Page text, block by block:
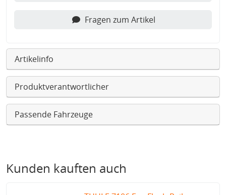
Fragen zum Artikel
Artikelinfo
Produktverantwortlicher
Passende Fahrzeuge
Kunden kauften auch